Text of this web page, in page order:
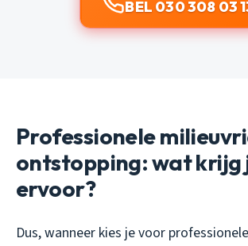
BEL 030 308 03
Professionele
ontstopping: wat krijg
ervoor?
Dus, wanneer kies je voor